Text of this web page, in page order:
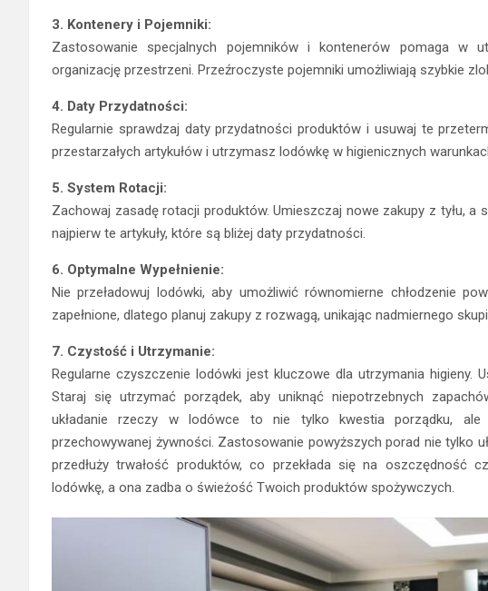
3. Kontenery i Pojemniki:
Zastosowanie specjalnych pojemników i kontenerów pomaga w
organizację przestrzeni. Przeźroczyste pojemniki umożliwiają szybkie
4. Daty Przydatności:
Regularnie sprawdzaj daty przydatności produktów i usuwaj te
przestarzałych artykułów i utrzymasz lodówkę w higienicznych
5. System Rotacji:
Zachowaj zasadę rotacji produktów. Umieszczaj nowe zakupy z tyłu, a
najpierw te artykuły, które są bliżej daty przydatności.
6. Optymalne Wypełnienie:
Nie przeładowuj lodówki, aby umożliwić równomierne chłodzenie
zapełnione, dlatego planuj zakupy z rozwagą, unikając nadmiernego
7. Czystość i Utrzymanie:
Regularne czyszczenie lodówki jest kluczowe dla utrzymania higieny.
Staraj się utrzymać porządek, aby uniknąć niepotrzebnych
układanie rzeczy w lodówce to nie tylko kwestia porządku,
przechowywanej żywności. Zastosowanie powyższych porad nie tylko
przedłuży trwałość produktów, co przekłada się na oszczędność
lodówkę, a ona zadba o świeżość Twoich produktów spożywczych.